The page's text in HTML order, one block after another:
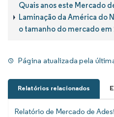
Quais anos este Mercado
Laminação da América do
o tamanho do mercado em
Página atualizada pela
Relatórios relacionados
Relatório de Mercado de